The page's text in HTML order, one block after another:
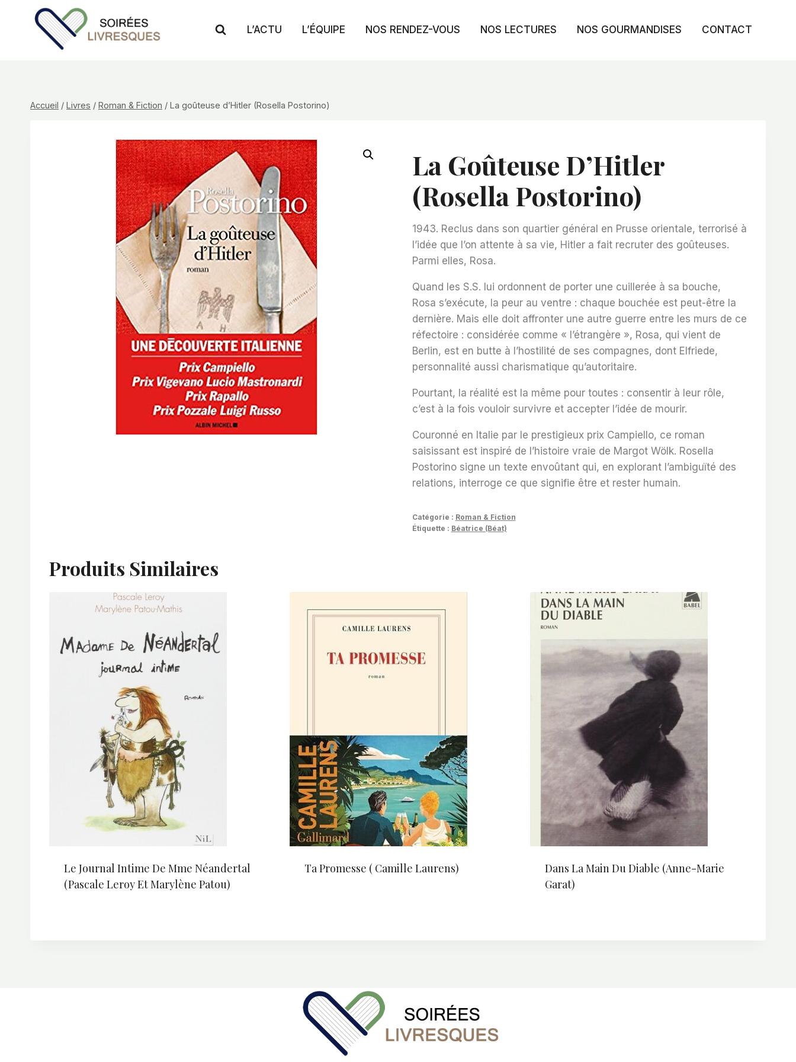
L’ACTU L’ÉQUIPE NOS RENDEZ-VOUS NOS LECTURES NOS GOURMANDISES CONTACT
Accueil / Livres / Roman & Fiction / La goûteuse d’Hitler (Rosella Postorino)
La Goûteuse D’Hitler
(Rosella Postorino)
1943. Reclus dans son quartier général en Prusse orientale, terrorisé à
l’idée que l’on attente à sa vie, Hitler a fait recruter des goûteuses.
Parmi elles, Rosa.
Quand les S.S. lui ordonnent de porter une cuillerée à sa bouche,
Rosa s’exécute, la peur au ventre : chaque bouchée est peut-être la
dernière. Mais elle doit affronter une autre guerre entre les murs de ce
réfectoire : considérée comme « l’étrangère », Rosa, qui vient de
Berlin, est en butte à l’hostilité de ses compagnes, dont Elfriede,
personnalité aussi charismatique qu’autoritaire.
Pourtant, la réalité est la même pour toutes : consentir à leur rôle,
c’est à la fois vouloir survivre et accepter l’idée de mourir.
Couronné en Italie par le prestigieux prix Campiello, ce roman
saisissant est inspiré de l’histoire vraie de Margot Wölk. Rosella
Postorino signe un texte envoûtant qui, en explorant l’ambiguïté des
relations, interroge ce que signifie être et rester humain.
Catégorie : Roman & Fiction
Étiquette : Béatrice (Béat)
Produits Similaires
Le Journal Intime De Mme Néandertal
(Pascale Leroy Et Marylène Patou)
Ta Promesse ( Camille Laurens)
Dans La Main Du Diable (Anne-Marie
Garat)